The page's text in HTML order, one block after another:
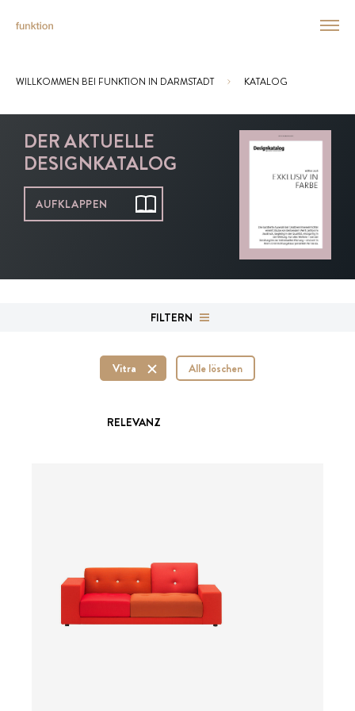
Sie sind hier:
WILLKOMMEN BEI FUNKTION IN DARMSTADT KATALOG
DER AKTUELLE
DESIGNKATALOG
AUFKLAPPEN
FILTERN
Vitra Alle löschen
RELEVANZ